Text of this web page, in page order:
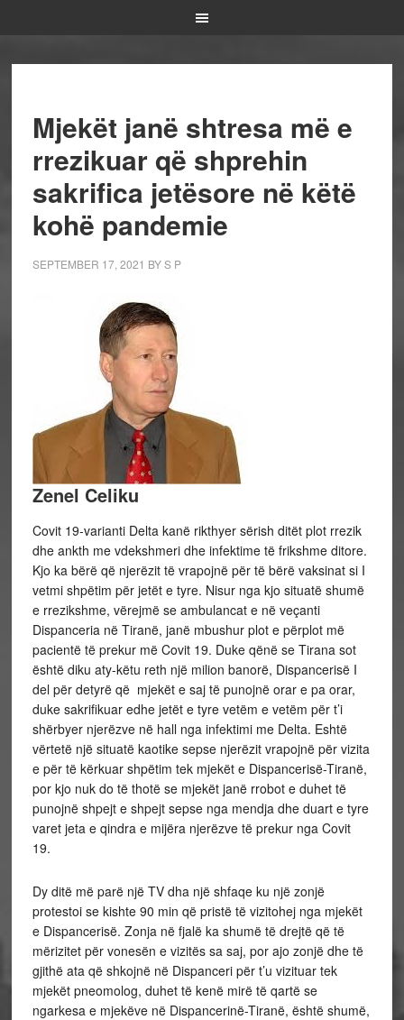
Mjekët janë shtresa më e
rrezikuar që shprehin
sakrifica jetësore në këtë
kohë pandemie
SEPTEMBER 17, 2021 BYS P
Zenel Celiku
Covit 19-varianti Delta kanë rikthyer sërish ditët plot rrezik
dhe ankth me vdekshmeri dhe infektime të frikshme ditore.
Kjo ka bërë që njerëzit të vrapojnë për të bërë vaksinat si I
vetmi shpëtim për jetët e tyre. Nisur nga kjo situatë shumë
e rrezikshme, vërejmë se ambulancat e në veçanti
Dispanceria në Tiranë, janë mbushur plot e përplot më
pacientë të prekur më Covit 19. Duke qënë se Tirana sot
është diku aty-këtu reth një milion banorë, Dispancerisë I
del për detyrë që mjekët e saj të punojnë orar e pa orar,
duke sakrifikuar edhe jetët e tyre vetëm e vetëm për t’i
shërbyer njerëzve në hall nga infektimi me Delta. Eshtë
vërtetë një situatë kaotike sepse njerëzit vrapojnë për vizita
e për të kërkuar shpëtim tek mjekët e Dispancerisë-Tiranë,
por kjo nuk do të thotë se mjekët janë rrobot e duhet të
punojnë shpejt e shpejt sepse nga mendja dhe duart e tyre
varet jeta e qindra e mijëra njerëzve të prekur nga Covit
19.
Dy ditë më parë një TV dha një shfaqe ku një zonjë
protestoi se kishte 90 min që pristë të vizitohej nga mjekët
e Dispancerisë. Zonja në fjalë ka shumë të drejtë që të
mërizitet për vonesën e vizitës sa saj, por ajo zonjë dhe të
gjithë ata që shkojnë në Dispanceri për t’u vizituar tek
mjekët pneomolog, duhet të kenë mirë të qartë se
ngarkesa e mjekëve në Dispancerinë-Tiranë, është shumë,